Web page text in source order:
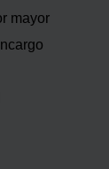
mayor